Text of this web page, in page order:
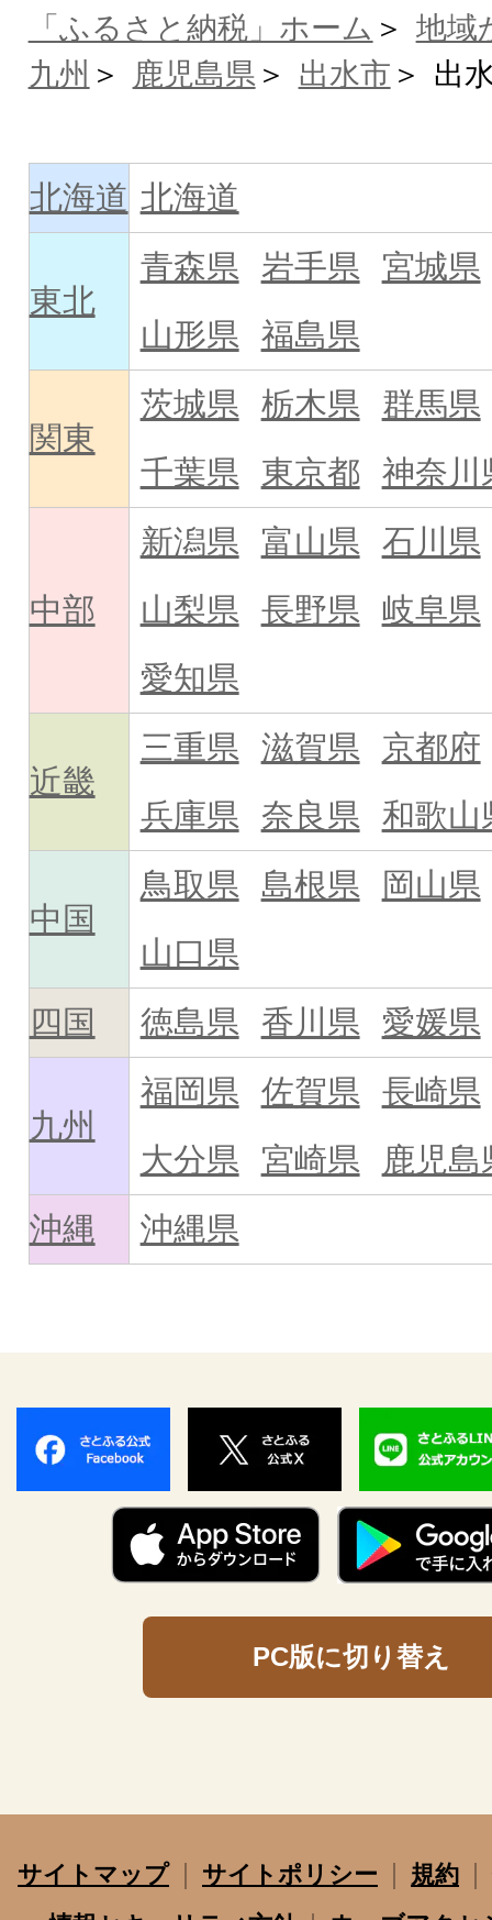
「ふるさと納税」ホーム
地域
九州
鹿児島県 出水市 出
北海道 北海道
東北
青森県 岩手県
宮城県
山形県 福島県
関東
茨城県 栃木県
群馬県
千葉県
東京都 神奈川
中部
新潟県 富山県 石川県
山梨県 長野県 岐阜県
愛知県
近畿
三重県 滋賀県
京都府
兵庫県
奈良県 和歌山
中国
鳥取県 島根県
岡山県
山口県
四国
徳島県 香川県 愛媛県
九州
福岡県 佐賀県 長崎県
大分県
宮崎県
鹿児島
沖縄
沖縄県
PC版に切り替え
サイトマップ サイトポリシー
規約